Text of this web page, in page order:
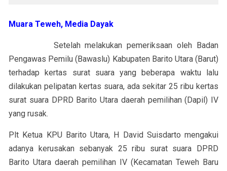
Muara Teweh, Media Dayak
Setelah melakukan pemeriksaan oleh Badan
Pengawas Pemilu (Bawaslu) Kabupaten Barito Utara (Barut)
terhadap kertas surat suara yang beberapa waktu lalu
dilakukan pelipatan kertas suara, ada sekitar 25 ribu kertas
surat suara DPRD Barito Utara daerah pemilihan (Dapil) IV
yang rusak.
Plt Ketua KPU Barito Utara, H David Suisdarto mengakui
adanya kerusakan sebanyak 25 ribu surat suara DPRD
Barito Utara daerah pemilihan IV (Kecamatan Teweh Baru